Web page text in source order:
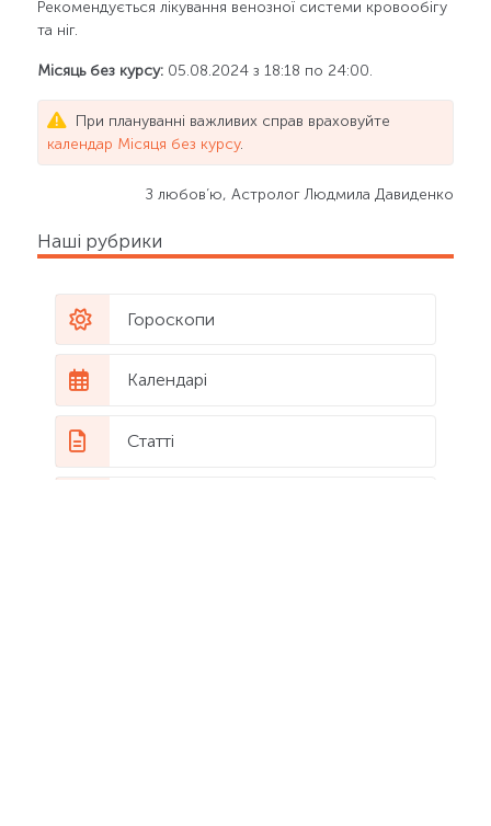
Рекомендується лікування венозної системи кровообігу
та ніг.
Місяць без курсу:05.08.2024 з 18:18 по 24:00.
При плануванні важливих справ враховуйте
календар Місяця без курсу.
З любов’ю, Астролог Людмила Давиденко
Наші рубрики
Гороскопи
Календарі
Статті